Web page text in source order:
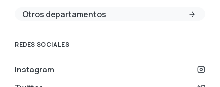
Otros departamentos
REDES SOCIALES
Instagram